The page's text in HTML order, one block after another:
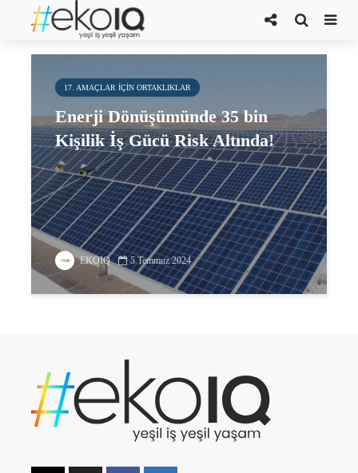
Bölgesel İstihdam
17. AMAÇLAR IÇIN ORTAKLIKLAR
Enerji Dönüşümünde 35 bin
Kişilik İş Gücü Risk Altında!
EKOIQ 5 Temmuz 2024